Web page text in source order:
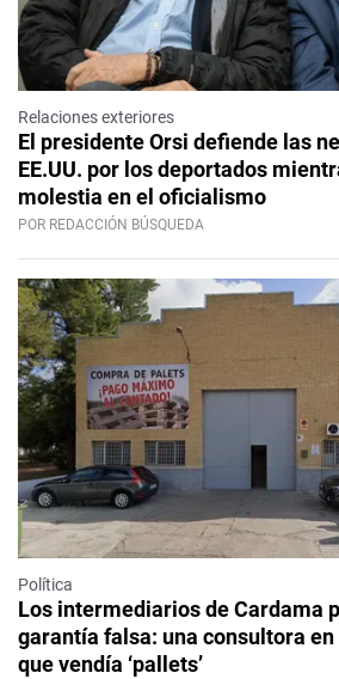
Relaciones exteriores
El presidente Orsi defiende las
EE.UU. por los deportados
molestia en el oficialismo
POR REDACCIÓN BÚSQUEDA
Política
Los intermediarios de Cardama
garantía falsa: una consultora en
que vendía ‘pallets’